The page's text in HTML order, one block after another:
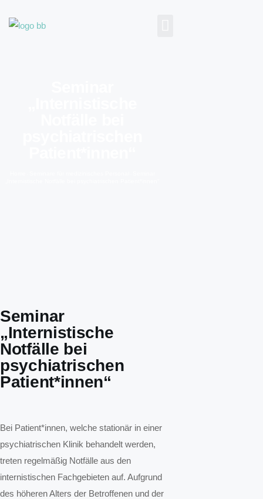
Seminar
„Internistische
Notfälle bei
psychiatrischen
Patient*innen“
Bei Patient*innen, welche stationär in einer
psychiatrischen Klinik behandelt werden,
treten regelmäßig Notfälle aus den
internistischen Fachgebieten auf. Aufgrund
des höheren Alters der Betroffenen und der